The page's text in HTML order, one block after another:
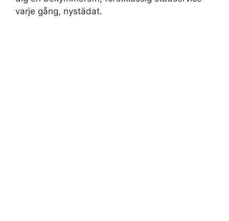
varje gång, nystädat.